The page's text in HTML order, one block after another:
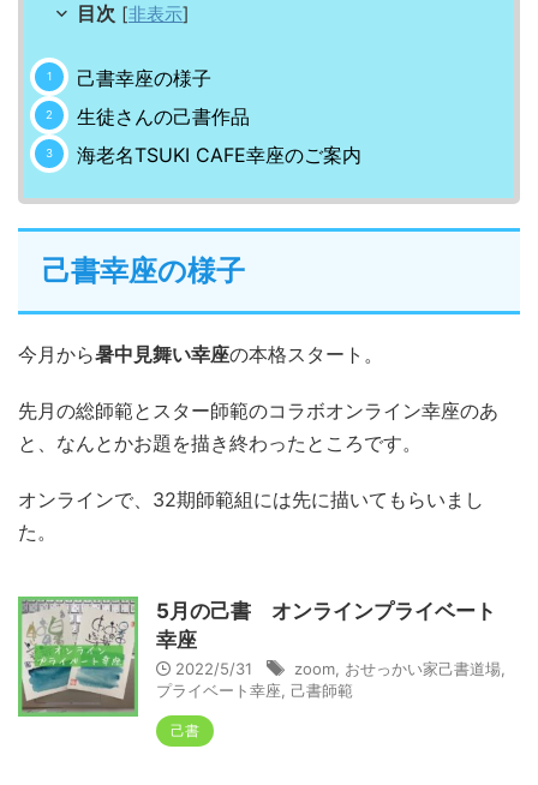
目次 [非表示]
己書幸座の様子
生徒さんの己書作品
海老名TSUKI CAFE幸座のご案内
己書幸座の様子
今月から暑中見舞い幸座の本格スタート。
先月の総師範とスター師範のコラボオンライン幸座のあ
と、なんとかお題を描き終わったところです。
オンラインで、32期師範組には先に描いてもらいまし
た。
5月の己書 オンラインプライベート
幸座
2022/5/31 zoom, おせっかい家己書道場,
プライベート幸座, 己書師範
己書